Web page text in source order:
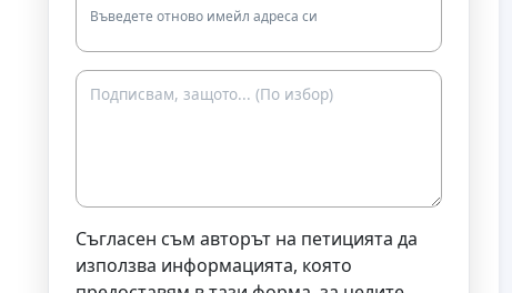
Въведете отново имейл адреса си
Съгласен съм авторът на петицията да
използва информацията, която